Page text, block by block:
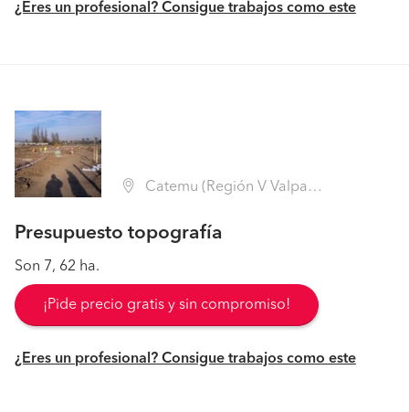
¿Eres un profesional? Consigue trabajos como este
Catemu (Región V Valparaíso - San Felipe de Aconcagua)
Presupuesto topografía
Son 7, 62 ha.
¡Pide precio gratis y sin compromiso!
¿Eres un profesional? Consigue trabajos como este